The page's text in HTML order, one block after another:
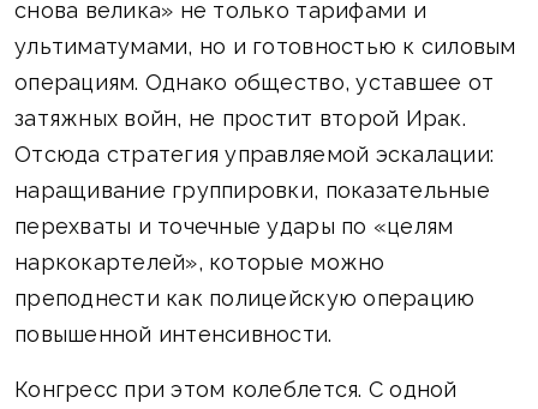
снова велика» не только тарифами и
ультиматумами, но и готовностью к силовым
операциям. Однако общество, уставшее от
затяжных войн, не простит второй Ирак.
Отсюда стратегия управляемой эскалации:
наращивание группировки, показательные
перехваты и точечные удары по «целям
наркокартелей», которые можно
преподнести как полицейскую операцию
повышенной интенсивности.
Конгресс при этом колеблется. С одной